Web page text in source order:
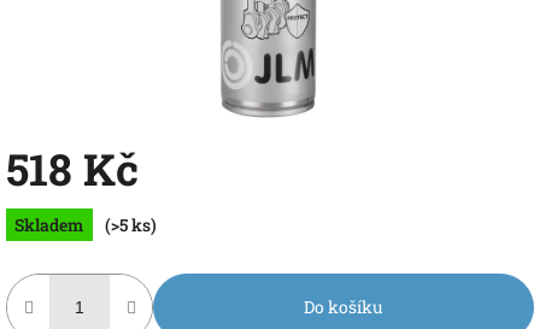
518 Kč
Měrná
cena:
Skladem (>5 ks)
Do košíku